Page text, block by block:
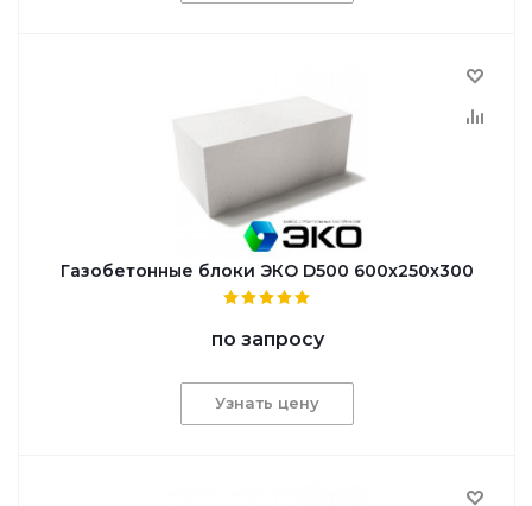
Газобетонные блоки ЭКО D500 600x250x300
по запросу
Узнать цену